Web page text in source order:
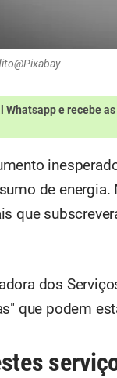
Whatsappe recebe
de
que
dos
que podem